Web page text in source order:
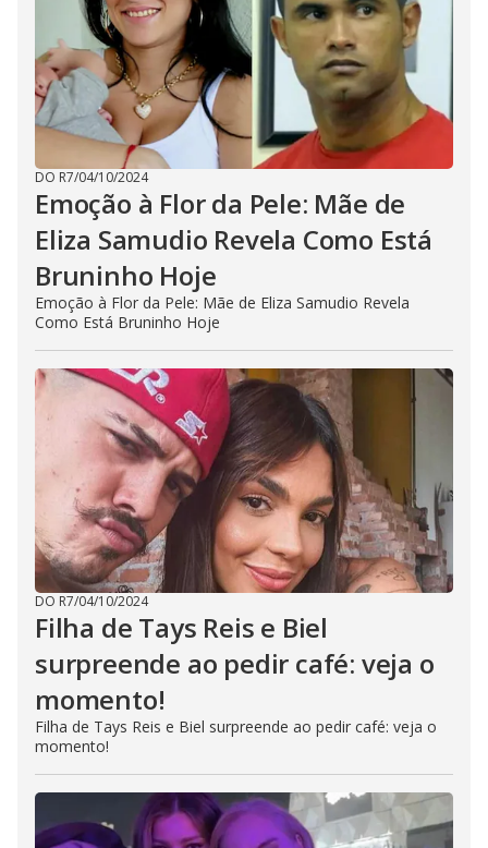
DO R7/04/10/2024
Emoção à Flor da Pele: Mãe de
Eliza Samudio Revela Como Está
Bruninho Hoje
Emoção à Flor da Pele: Mãe de Eliza Samudio Revela
Como Está Bruninho Hoje
DO R7/04/10/2024
Filha de Tays Reis e Biel
surpreende ao pedir café: veja o
momento!
Filha de Tays Reis e Biel surpreende ao pedir café: veja o
momento!